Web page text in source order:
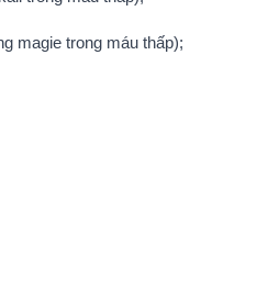
magie trong máu thấp);